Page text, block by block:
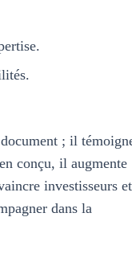
; il
conçu, il augmente
investisseurs et
dans la